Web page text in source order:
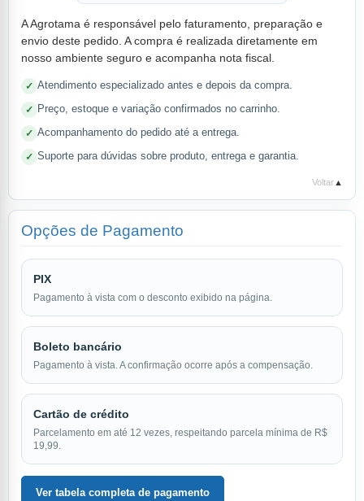
A Agrotama é responsável pelo faturamento, preparação e
envio deste pedido. A compra é realizada diretamente em
nosso ambiente seguro e acompanha nota fiscal.
Atendimento especializado antes e depois da compra.
Preço, estoque e variação confirmados no carrinho.
Acompanhamento do pedido até a entrega.
Suporte para dúvidas sobre produto, entrega e garantia.
Voltar▲
Opções de Pagamento
PIX
Pagamento à vista com o desconto exibido na página.
Boleto bancário
Pagamento à vista. A confirmação ocorre após a compensação.
Cartão de crédito
Parcelamento em até 12 vezes, respeitando parcela mínima de R$
19,99.
Ver tabela completa de pagamento